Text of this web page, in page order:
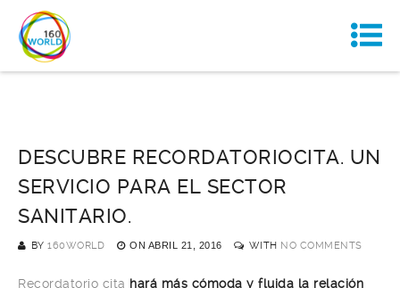
DESCUBRE RECORDATORIOCITA. UN
SERVICIO PARA EL SECTOR
SANITARIO.
BY 160WORLD ON ABRIL 21, 2016 WITH NO COMMENTS
Recordatorio cita hará más cómoda y fluida la relación